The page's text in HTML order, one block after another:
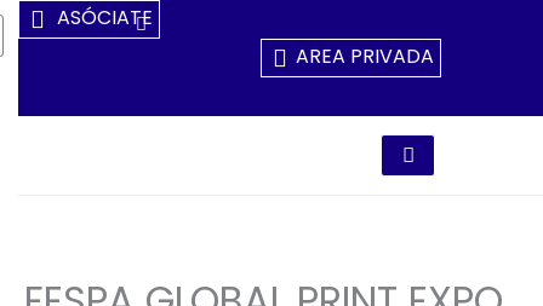
Ir
Al
ASÓCIATE
AREA PRIVADA